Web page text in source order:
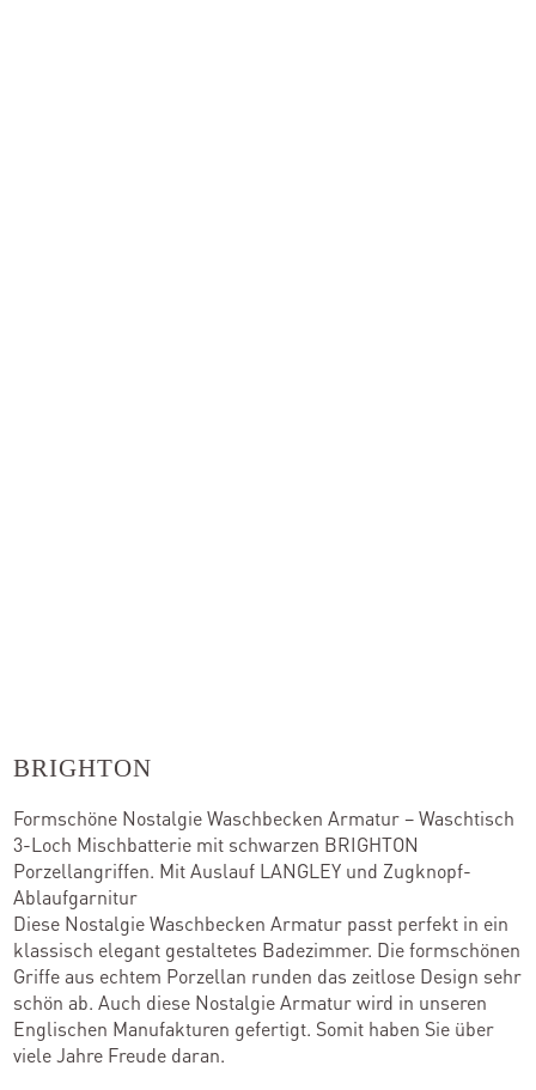
BRIGHTON
Formschöne Nostalgie Waschbecken Armatur – Waschtisch
3-Loch Mischbatterie mit schwarzen BRIGHTON
Porzellangriffen. Mit Auslauf LANGLEY und Zugknopf-
Ablaufgarnitur
Diese Nostalgie Waschbecken Armatur passt perfekt in ein
klassisch elegant gestaltetes Badezimmer. Die formschönen
Griffe aus echtem Porzellan runden das zeitlose Design sehr
schön ab. Auch diese Nostalgie Armatur wird in unseren
Englischen Manufakturen gefertigt. Somit haben Sie über
viele Jahre Freude daran.